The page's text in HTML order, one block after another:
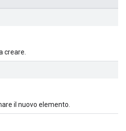
creare.
il nuovo elemento.